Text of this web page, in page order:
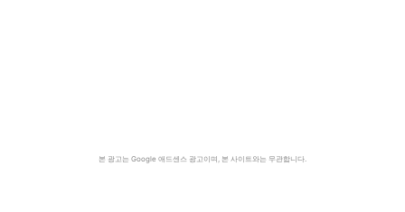
본 광고는 Google 애드센스 광고이며, 본 사이트와는 무관합니다.